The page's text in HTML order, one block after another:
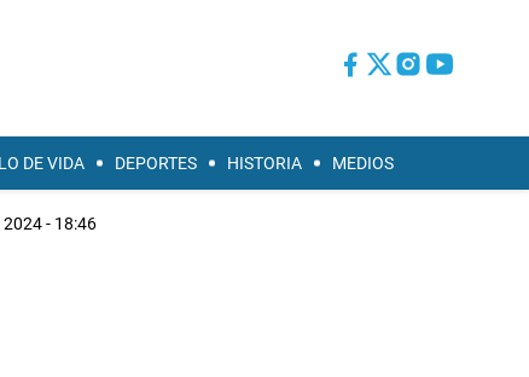
DE VIDA DEPORTES HISTORIA MEDIOS
- 18:46